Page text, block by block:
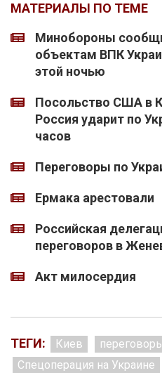
МАТЕРИАЛЫ ПО ТЕМЕ
Минобороны
объектам ВПК
этой ночью
Посольство США в
Россия ударит по
часов
Переговоры по
Ермака арестовали
Российская
переговоров в
Акт милосердия
ТЕГИ: Киев
Спецоперация на Украине